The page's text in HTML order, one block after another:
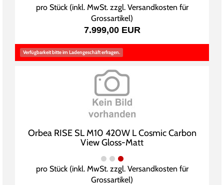
pro Stück (inkl. MwSt. zzgl. Versandkosten für
Grossartikel)
7.999,00 EUR
Verfügbarkeit bitte im Ladengeschäft erfragen.
Orbea RISE SL M10 420W L Cosmic Carbon
View Gloss-Matt
pro Stück (inkl. MwSt. zzgl. Versandkosten für
Grossartikel)